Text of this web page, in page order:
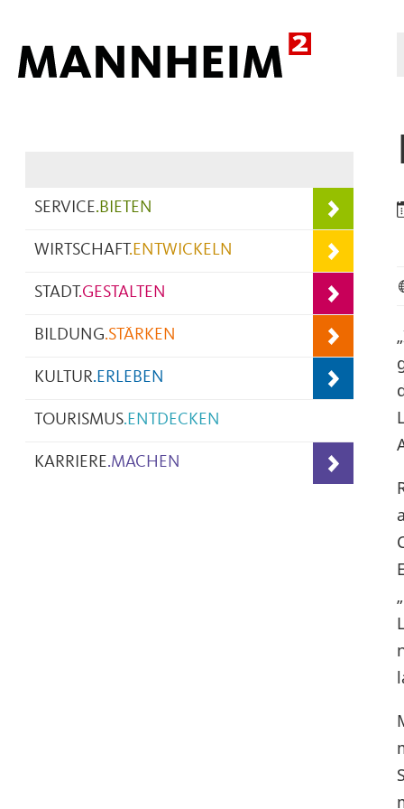
SERVICE.BIETEN
WIRTSCHAFT.ENTWICKELN
STADT.GESTALTEN
BILDUNG.STÄRKEN
KULTUR.ERLEBEN
TOURISMUS.ENTDECKEN
KARRIERE.MACHEN